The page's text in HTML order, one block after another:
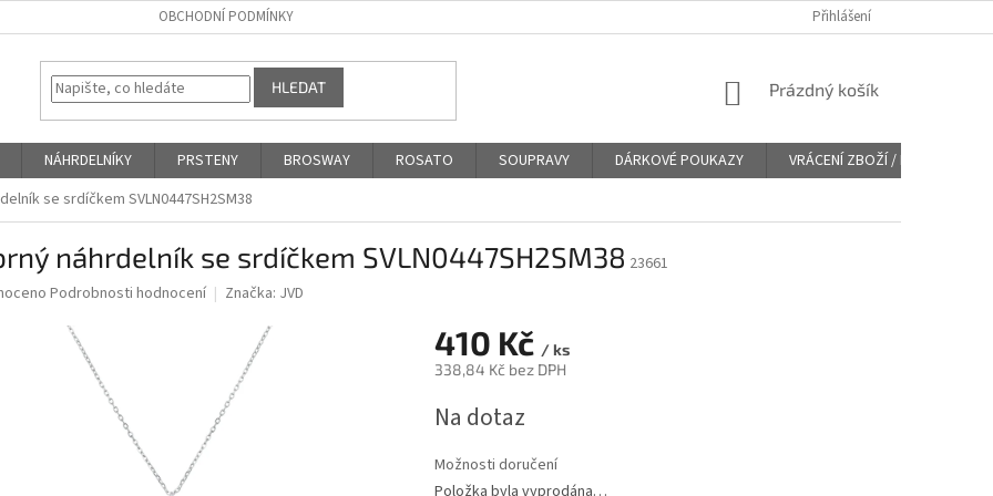
OBCHODNÍ PODMÍNKY Přihlášení
HLEDAT
NÁKUPNÍ
Prázdný košík
NÁHRDELNÍKY PRSTENY BROSWAY ROSATO SOUPRAVY DÁRKOVÉ POUKAZY
VRÁCENÍ ZBOŽÍ / REKLAMACE
se srdíčkem SVLN0447SH2SM38
náhrdelník se srdíčkem SVLN0447SH2SM38 23661
Podrobnosti hodnocení Značka: JVD
410 Kč / ks
338,84 Kč bez DPH
cena:
Na dotaz
Možnosti doručení